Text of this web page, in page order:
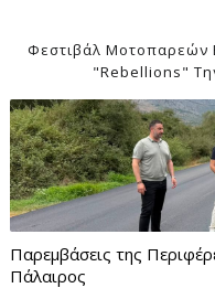
Φεστιβάλ Μοτοπαρεών
"Rebellions"
Παρεμβάσεις της
Πάλαιρος